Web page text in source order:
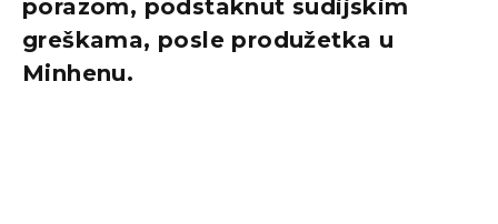
porazom, podstaknut sudijskim
greškama, posle produžetka u
Minhenu.